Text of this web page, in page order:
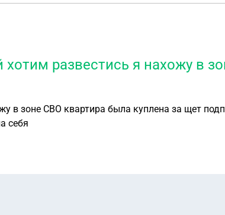
развестись я нахожу в
в зоне СВО квартира была куплена за щет
себя